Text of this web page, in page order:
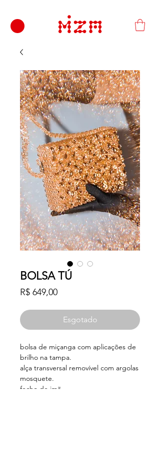
BOLSA TÚ
R$ 649,00Preço
Esgotado
bolsa de miçanga com aplicações de
brilho na tampa.
alça transversal removível com argolas
mosquete.
fecho de imã.